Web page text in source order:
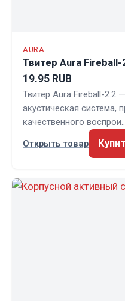
AURA
Твитер Aura Fireball-
19.95 RUB
Твитер Aura Fireball-2.2
акустическая система,
качественного
Открыть товар